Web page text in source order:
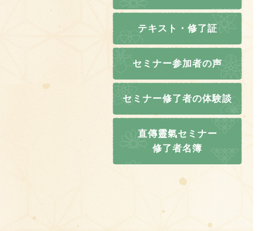
テキスト・修了証
セミナー参加者の声
セミナー修了者の体験談
直傳靈氣セミナー
修了者名簿